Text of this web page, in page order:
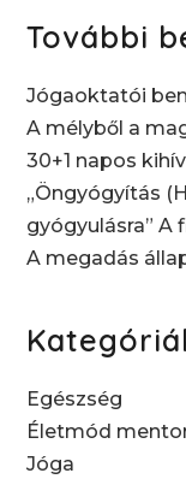
További
Jógaoktatói
A mélyből a
30+1 napos
„Öngyógyítás
gyógyulásra” A
A megadás
Egészség
Életmód
Jóga